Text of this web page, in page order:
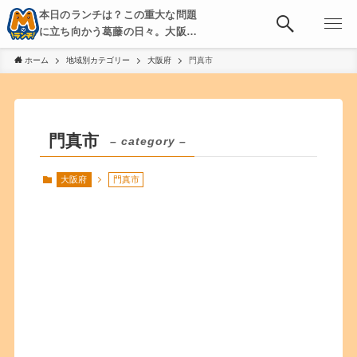
本日のランチは？この重大な問題
に立ち向かう葛藤の日々。大阪・
京都・神戸を中心とした食べ歩
き、飲み歩きを綴る。
ホーム 地域別カテゴリー 大阪府 門真市
門真市 – category –
大阪府 門真市